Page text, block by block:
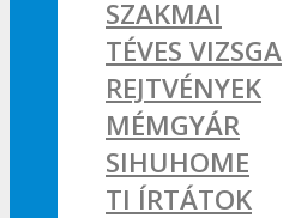
SZAKMAI
TÉVES VIZSGA
REJTVÉNYEK
MÉMGYÁR
SIHUHOME
TI ÍRTÁTOK